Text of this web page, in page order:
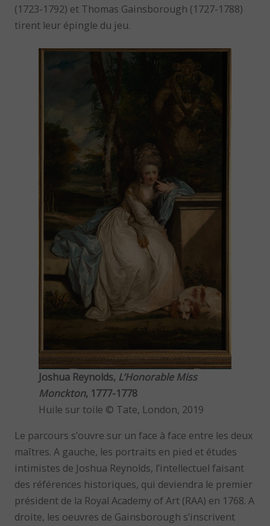
(1723-1792) et Thomas Gainsborough (1727-1788)
tirent leur épingle du jeu.
Joshua Reynolds, L’Honorable Miss
Monckton, 1777-1778
Huile sur toile © Tate, London, 2019
Le parcours s’ouvre sur un face à face entre les deux
maîtres. A gauche, les portraits en pied et études
intimistes de Joshua Reynolds, l’intellectuel faisant
des références historiques, qui deviendra le premier
président de la Royal Academy of Art (RAA) en 1768. A
droite, les oeuvres de Gainsborough s’inscrivent